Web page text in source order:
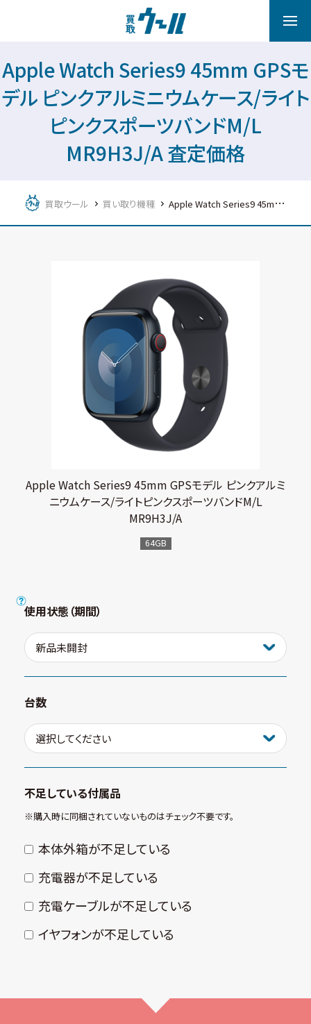
Apple Watch Series9 45mm GPSモ
デル ピンクアルミニウムケース/ライト
ピンクスポーツバンドM/L
MR9H3J/A 査定価格
買取ウール 買い取り機種 Apple Watch Series9 45mm GPSモデル ピンクアルミニウムケース/ライトピンクスポーツバンドM/L MR9H3J/A
Apple Watch Series9 45mm GPSモデル ピンクアルミ
ニウムケース/ライトピンクスポーツバンドM/L
MR9H3J/A
64GB
使用状態（期間）
台数
不足している付属品
※購⼊時に同梱されていないものはチェック不要です。
本体外箱が不⾜している
充電器が不⾜している
充電ケーブルが不⾜している
イヤフォンが不⾜している